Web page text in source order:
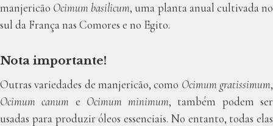
manjericão Ocimum basilicum, uma planta anual cultivada no
sul da França nas Comores e no Egito.
Nota importante!
Outras variedades de manjericão, como Ocimum gratissimum,
Ocimum canum e Ocimum minimum, também podem ser
usadas para produzir óleos essenciais. No entanto, todas elas